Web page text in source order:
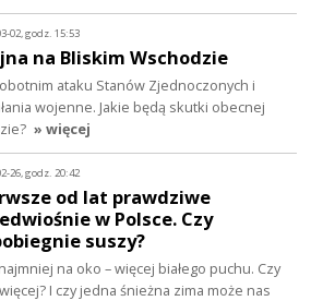
02, godz. 15:53
na Bliskim Wschodzie
ataku Stanów Zjednoczonych i
wojenne. Jakie będą skutki obecnej
» więcej
26, godz. 20:42
od lat prawdziwe
w Polsce. Czy
suszy?
na oko – więcej białego puchu. Czy
I czy jedna śnieżna zima może nas